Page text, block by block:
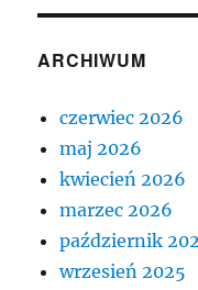
ARCHIWUM
czerwiec 2026
maj 2026
kwiecień 2026
marzec 2026
październik
wrzesień 2025